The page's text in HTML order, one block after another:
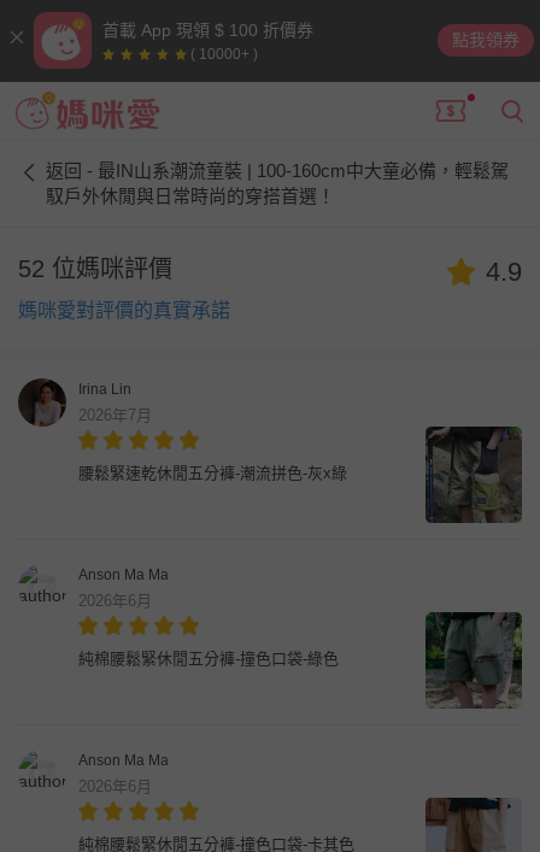
首載 App 現領 $ 100 折價券
( 10000+ )
點我領券
返回 - 最IN山系潮流童裝 | 100-160cm中大童必備，輕鬆駕
馭戶外休閒與日常時尚的穿搭首選！
52 位媽咪評價
媽咪愛對評價的真實承諾
4.9
Irina Lin
2026年7月
腰鬆緊速乾休閒五分褲-潮流拼色-灰x綠
Anson Ma Ma
2026年6月
純棉腰鬆緊休閒五分褲-撞色口袋-綠色
Anson Ma Ma
2026年6月
純棉腰鬆緊休閒五分褲-撞色口袋-卡其色